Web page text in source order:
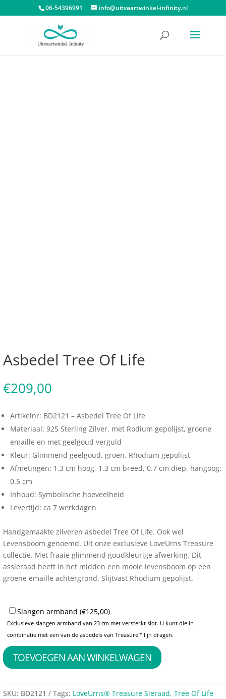
06-54396991 info@uitvaartwinkel-infinity.nl
Assieraden/Asbedels
Asbedel Tree Of Life
€209,00
Artikelnr: BD2121 – Asbedel Tree Of Life
Materiaal: 925 Sterling Zilver, met Rodium gepolijst, groene
emaille en met geelgoud verguld
Kleur: Glimmend geelgoud, groen, Rhodium gepolijst
Afmetingen: 1.3 cm hoog, 1.3 cm breed, 0.7 cm diep, hangoog:
0.5 cm
Inhoud: Symbolische hoeveelheid
Levertijd: ca 7 werkdagen
Handgemaakte zilveren asbedel Tree Of Life. Ook wel
Levensboom genoemd. Uit onze exclusieve LoveUrns Treasure
collectie. Met fraaie glimmend goudkleurige afwerking. Dit
assieraad heeft in het midden een mooie levensboom op een
groene emaille achtergrond. Slijtvast Rhodium gepolijst.
Slangen armband (€125,00)
Exclusieve slangen armband van 23 cm met versterkt slot. U kunt die in
combinatie met een van de asbedels van Treasure™ lijn dragen.
TOEVOEGEN AAN WINKELWAGEN
SKU: BD2121 Tags: LoveUrns® Treasure Sieraad, Tree Of Life